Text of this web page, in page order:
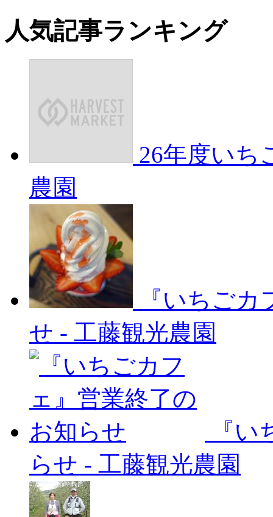
人気記事ランキング
26年度いち
農園
『いちご
せ - 工藤観光農園
『
らせ - 工藤観光農園